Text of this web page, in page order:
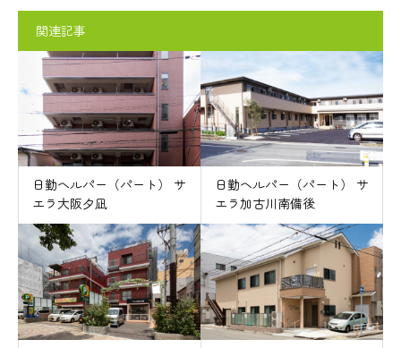
関連記事
日勤ヘルパー（パート） サ
エラ大阪夕凪
日勤ヘルパー（パート） サ
エラ加古川南備後